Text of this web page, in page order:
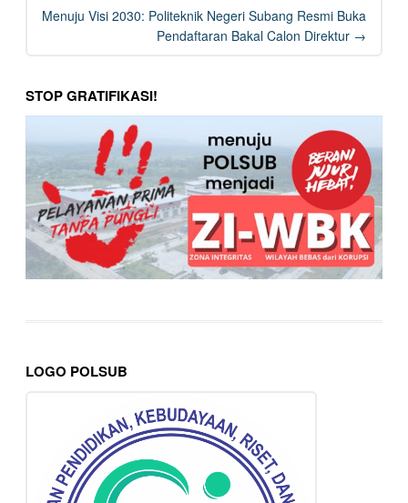
Menuju Visi 2030: Politeknik Negeri Subang Resmi Buka
Pendaftaran Bakal Calon Direktur →
STOP GRATIFIKASI!
LOGO POLSUB